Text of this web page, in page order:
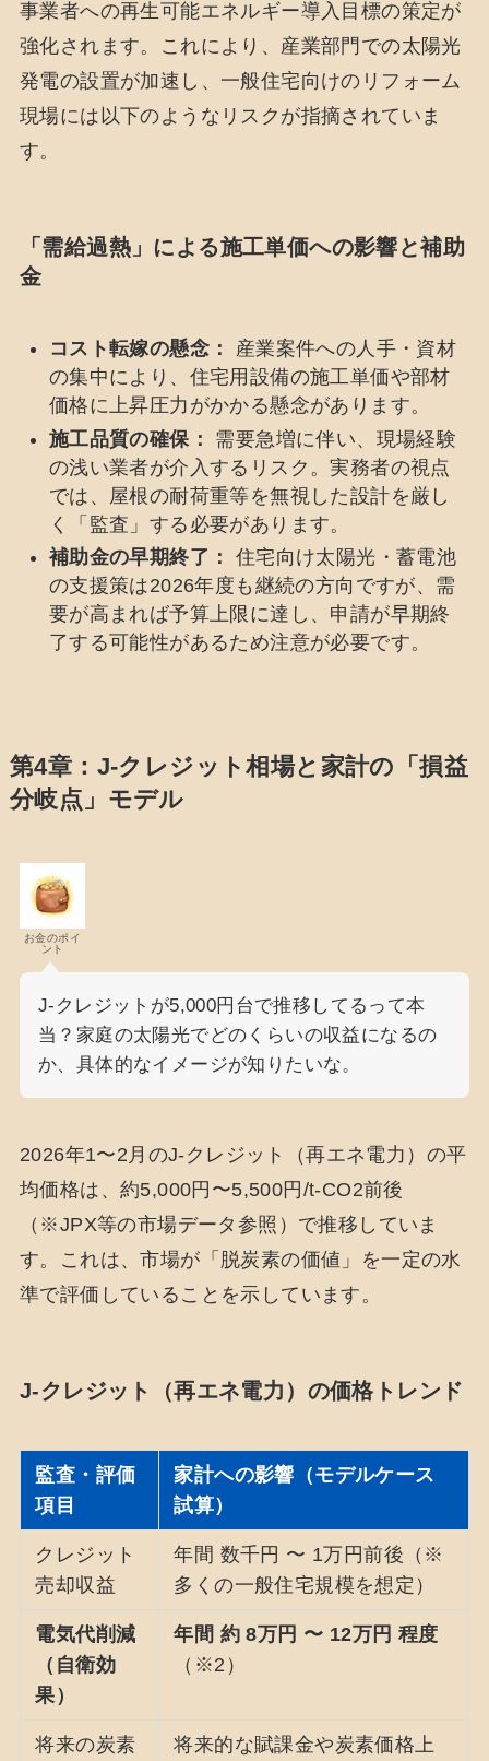
事業者への再生可能エネルギー導入目標の策定が
強化されます。これにより、産業部門での太陽光
発電の設置が加速し、一般住宅向けのリフォーム
現場には以下のようなリスクが指摘されていま
す。
「需給過熱」による施工単価への影響と補助
金
コスト転嫁の懸念：
産業案件への人手・資材
の集中により、住宅用設備の施工単価や部材
価格に上昇圧力がかかる懸念があります。
施工品質の確保：
需要急増に伴い、現場経験
の浅い業者が介入するリスク。実務者の視点
では、屋根の耐荷重等を無視した設計を厳し
く「監査」する必要があります。
補助金の早期終了：
住宅向け太陽光・蓄電池
の支援策は2026年度も継続の方向ですが、需
要が高まれば予算上限に達し、申請が早期終
了する可能性があるため注意が必要です。
第4章：J-クレジット相場と家計の「損益
分岐点」モデル
お金のポイ
ント
J-クレジットが5,000円台で推移してるって本
当？家庭の太陽光でどのくらいの収益になるの
か、具体的なイメージが知りたいな。
2026年1〜2月のJ-クレジット（再エネ電力）の平
均価格は、約5,000円〜5,500円/t-CO2前後
（※JPX等の市場データ参照）で推移していま
す。これは、市場が「脱炭素の価値」を一定の水
準で評価していることを示しています。
J-クレジット（再エネ電力）の価格トレンド
監査・評価
項目
家計への影響（モデルケース
試算）
クレジット
売却収益
年間 数千円 〜 1万円前後（※
多くの一般住宅規模を想定）
電気代削減
（自衛効
果）
年間 約 8万円 〜 12万円 程度
（※2）
将来の炭素
将来的な賦課金や炭素価格上